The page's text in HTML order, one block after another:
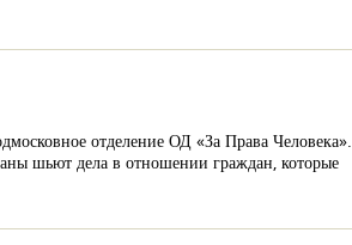
отделение ОД «За Права Человека».
шьют дела в отношении граждан, которые